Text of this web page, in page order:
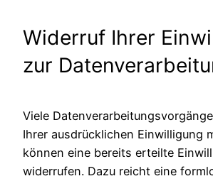
Widerruf Ihrer
zur
Viele
Ihrer ausdrücklichen Einwilligung
können eine bereits erteilte
widerrufen. Dazu reicht eine